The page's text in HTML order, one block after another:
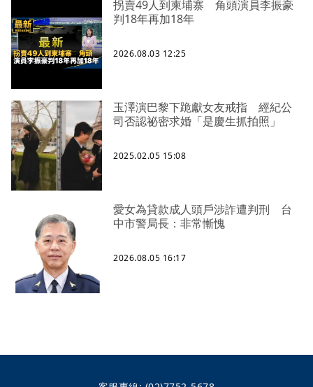
拐賣49人到柬埔寨 角頭演員李振豪
判18年再加18年
2026.08.03 12:25
玉澤演巴黎下跪獻女友戒指 經紀公
司否認祕密求婚「是慶生抓拍照」
2025.02.05 15:08
愛女為貸款成人頭戶涉詐遭判刑 台
中市警局長：非常慚愧
2026.08.05 16:17